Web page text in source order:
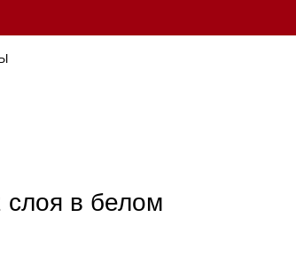
слоя в белом